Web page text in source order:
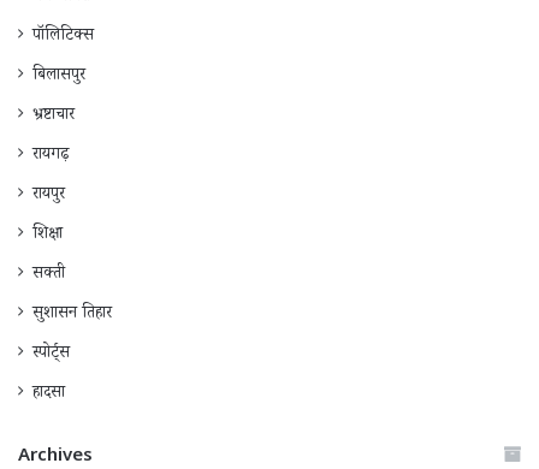
पॉलिटिक्स
बिलासपुर
भ्रष्टाचार
रायगढ़
रायपुर
शिक्षा
सक्ती
सुशासन तिहार
स्पोर्ट्स
हादसा
Archives